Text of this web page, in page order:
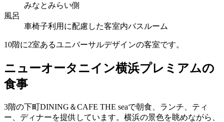
みなとみらい側
風呂
車椅子利用に配慮した客室内バスルーム
10階に2室あるユニバーサルデザインの客室です。
ニューオータニイン横浜プレミアムの
食事
3階の下町DINING＆CAFE THE seaで朝食、ランチ、ティ
ー、ディナーを提供しています。横浜の景色を眺めながら、